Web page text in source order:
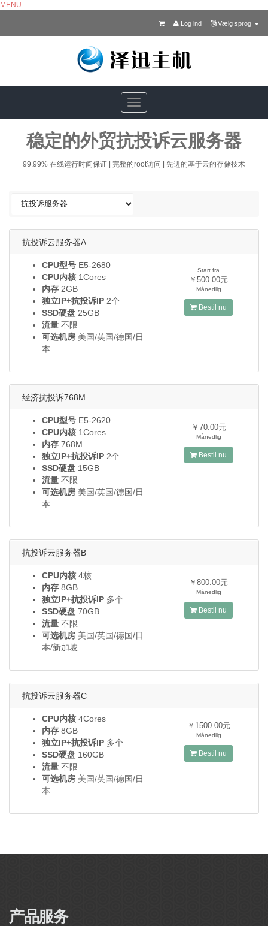
MENU
Vælg sprog
Log ind
Toggle
navigation
稳定的外贸抗投诉云服务器
99.99% 在线运行时间保证 | 完整的root访问 | 先进的基于云的存储技术
抗投诉云服务器A
CPU型号 E5-2680
CPU内核 1Cores
内存 2GB
独立IP+抗投诉IP 2个
SSD硬盘 25GB
流量 不限
可选机房 美国/英国/德国/日
本
Start fra
￥500.00元
Månedlig
Bestil nu
经济抗投诉768M
CPU型号 E5-2620
CPU内核 1Cores
内存 768M
独立IP+抗投诉IP 2个
SSD硬盘 15GB
流量 不限
可选机房 美国/英国/德国/日
本
￥70.00元
Månedlig
Bestil nu
抗投诉云服务器B
CPU内核 4核
内存 8GB
独立IP+抗投诉IP 多个
SSD硬盘 70GB
流量 不限
可选机房 美国/英国/德国/日
本/新加坡
￥800.00元
Månedlig
Bestil nu
抗投诉云服务器C
CPU内核 4Cores
内存 8GB
独立IP+抗投诉IP 多个
SSD硬盘 160GB
流量 不限
可选机房 美国/英国/德国/日
本
￥1500.00元
Månedlig
Bestil nu
产品服务